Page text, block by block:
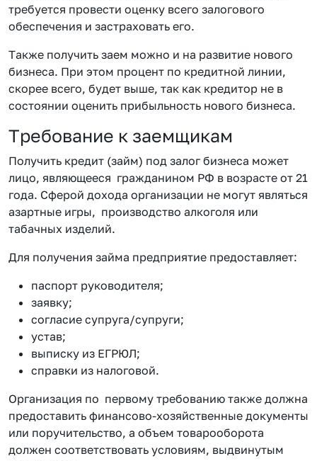
требуется провести оценку всего залогового
обеспечения и застраховать его.
Также получить заем можно и на развитие нового
бизнеса. При этом процент по кредитной линии,
скорее всего, будет выше, так как кредитор не в
состоянии оценить прибыльность нового бизнеса.
Требование к заемщикам
Получить кредит (займ) под залог бизнеса может
лицо, являющееся гражданином РФ в возрасте от 21
года. Сферой дохода организации не могут являться
азартные игры, производство алкоголя или
табачных изделий.
Для получения займа предприятие предоставляет:
паспорт руководителя;
заявку;
согласие супруга/супруги;
устав;
выписку из ЕГРЮЛ;
справки из налоговой.
Организация по первому требованию также должна
предоставить финансово-хозяйственные документы
или поручительство, а объем товарооборота
должен соответствовать условиям, выдвинутым